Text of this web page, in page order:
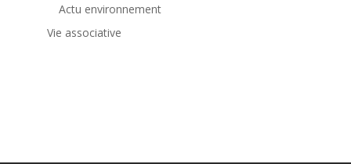
Actu environnement
Vie associative